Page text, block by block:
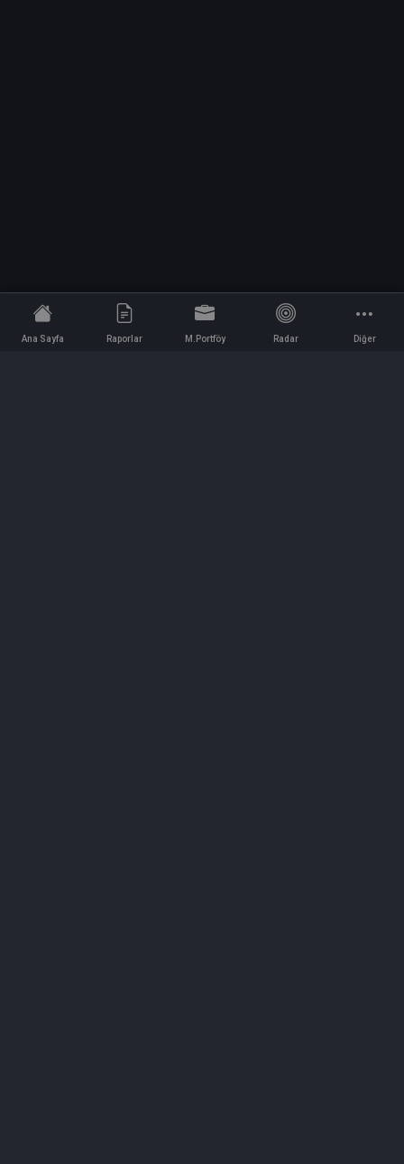
Ana Sayfa Raporlar M.Portföy Radar Diğer